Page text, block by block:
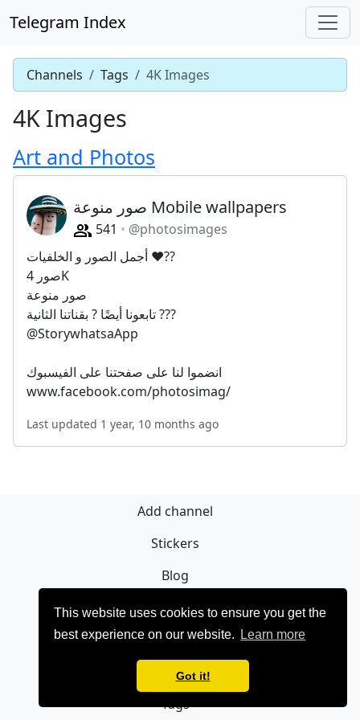
This website uses cookies to ensure you get the
best experience on our website.
Learn more
Got it!
Telegram Index
Channels Tags 4K Images
4K Images
Art and Photos
صور منوعة Mobile wallpapers
541
@photosimages
أجمل الصور و الخلفيات ❤??
صور 4K
صور منوعة
تابعونا أيضًا ? بقناتنا الثانية ???
@StorywhatsaApp
انضموا لنا على صفحتنا على الفيسبوك
www.facebook.com/photosimag/
Last updated 1 year, 10 months ago
Add channel
Stickers
Blog
Sign Up
Privacy policy
Contact
Tags